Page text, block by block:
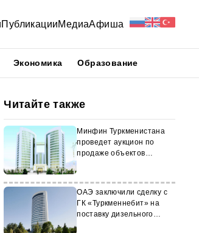
ПубликацииМедиаАфиша
Экономика Образование
Читайте также
Минфин Туркменистана
проведет аукцион по
продаже объектов
ОАЭ заключили сделку с
ГК «Туркменнебит» на
поставку дизельного